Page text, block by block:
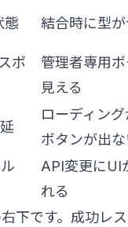
態 結合時に型
ポ
管理者専用
見える
ローディン
ボタンが出な
API変更にUI
れる
下です。成功レ